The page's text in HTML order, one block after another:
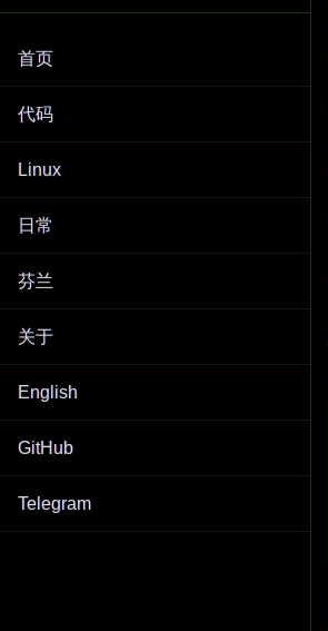
首页
代码
Linux
日常
芬兰
关于
English
GitHub
Telegram